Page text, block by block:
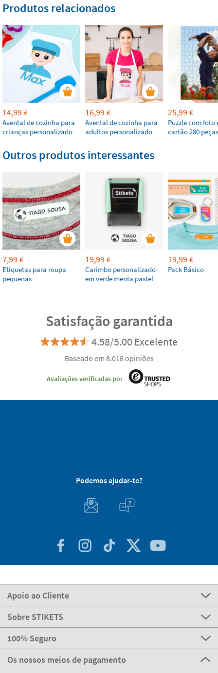
Produtos relacionados
14,99 €
Avental de cozinha para
crianças personalizado
16,99 €
Avental de cozinha para
adultos personalizado
25,99 €
Puzzle com foto
cartão 280 peças
Outros produtos interessantes
7,99 €
Etiquetas para roupa
pequenas
19,99 €
Carimbo personalizado
em verde menta pastel
19,99 €
Pack Básico
Satisfação garantida
4.58/5.00 Excelente
Baseado em 8.018 opiniões
Avaliações verificadas por
Podemos ajudar-te?
Apoio ao Cliente
Sobre STIKETS
100% Seguro
Os nossos meios de pagamento